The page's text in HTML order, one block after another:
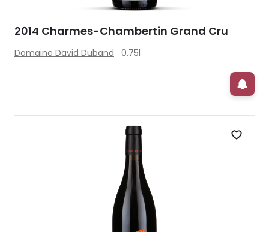
2014 Charmes-Chambertin Grand Cru
Domaine David Duband 0.75l
Zet